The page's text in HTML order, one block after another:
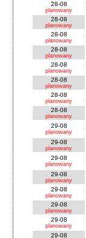
28-08
planowany
28-08
planowany
28-08
planowany
28-08
planowany
28-08
planowany
28-08
planowany
28-08
planowany
28-08
planowany
29-08
planowany
29-08
planowany
29-08
planowany
29-08
planowany
29-08
planowany
29-08
planowany
29-08
planowany
29-08